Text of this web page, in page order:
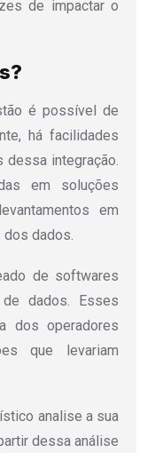
de impactar o
é possível de
há facilidades
dessa integração.
em soluções
em
dos dados.
de softwares
dados. Esses
dos operadores
que levariam
analise a sua
dessa análise